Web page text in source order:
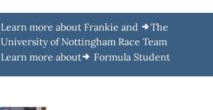
Learn more about Frankie and
The
University of Nottingham Race Team
Learn more about
Formula Student